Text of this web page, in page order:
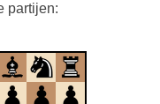
partijen: